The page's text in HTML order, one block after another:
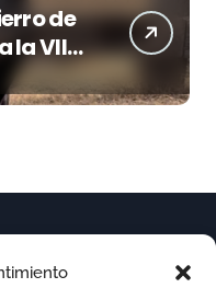
de
la VIII